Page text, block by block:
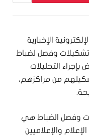
الإخبارية
تشكيلات وفصل لضباط
التحليلات
من مراكزهم،
وفصل الضباط هي
والإعلاميين